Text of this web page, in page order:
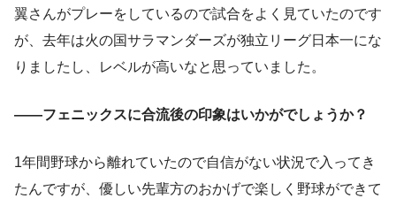
翼さんがプレーをしているので試合をよく見ていたのです
が、去年は火の国サラマンダーズが独立リーグ日本一にな
りましたし、レベルが高いなと思っていました。
――フェニックスに合流後の印象はいかがでしょうか？
1年間野球から離れていたので自信がない状況で入ってき
たんですが、優しい先輩方のおかげで楽しく野球ができて